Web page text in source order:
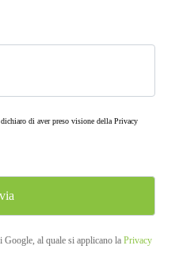
di aver preso visione della Privacy
al quale si applicano la Privacy